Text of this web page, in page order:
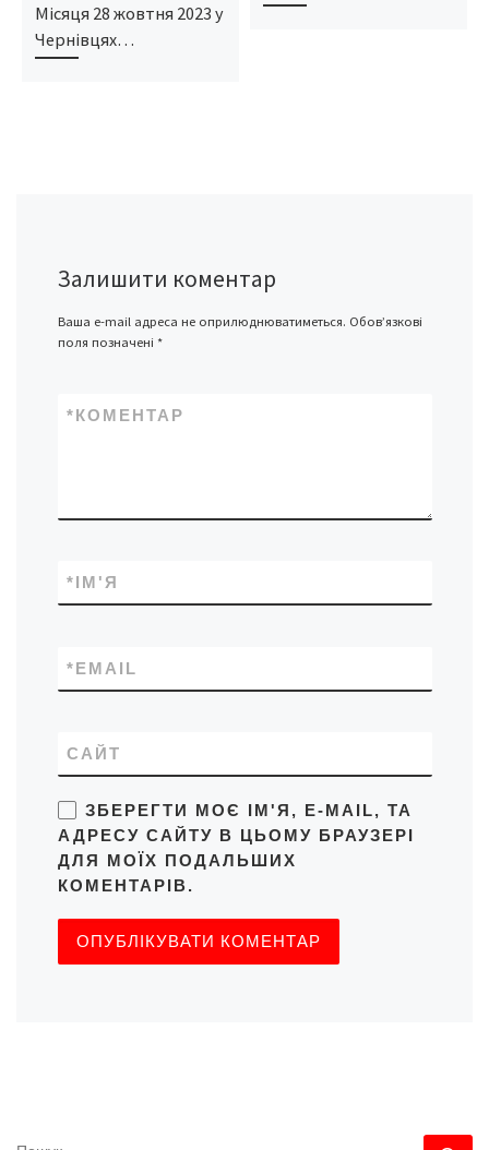
Місяця 28 жовтня 2023 у
Чернівцях…
Залишити коментар
Ваша e-mail адреса не оприлюднюватиметься. Обов’язкові
поля позначені *
КОМЕНТАР
*
ІМ'Я
*
EMAIL
*
САЙТ
ЗБЕРЕГТИ МОЄ ІМ'Я, E-MAIL, ТА
АДРЕСУ САЙТУ В ЦЬОМУ БРАУЗЕРІ
ДЛЯ МОЇХ ПОДАЛЬШИХ
КОМЕНТАРІВ.
ПОШУК